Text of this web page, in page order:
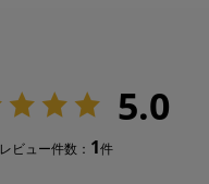
5.0
レビュー件数： 1件